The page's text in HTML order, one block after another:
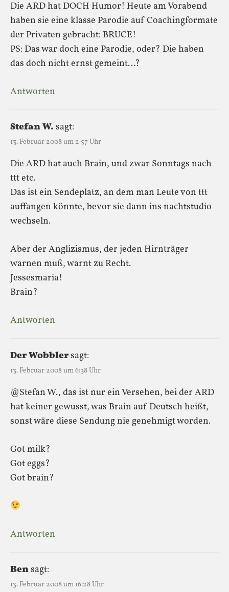
Die ARD hat DOCH Humor! Heute am Vorabend
haben sie eine klasse Parodie auf Coachingformate
der Privaten gebracht: BRUCE!
PS: Das war doch eine Parodie, oder? Die haben
das doch nicht ernst gemeint…?
Antworten
Stefan W. sagt:
13. Februar 2008 um 2:57 Uhr
Die ARD hat auch Brain, und zwar Sonntags nach
ttt etc.
Das ist ein Sendeplatz, an dem man Leute von ttt
auffangen könnte, bevor sie dann ins nachtstudio
wechseln.
Aber der Anglizismus, der jeden Hirnträger
warnen muß, warnt zu Recht.
Jessesmaria!
Brain?
Antworten
Der Wobblersagt:
13. Februar 2008 um 6:38 Uhr
@Stefan W., das ist nur ein Versehen, bei der ARD
hat keiner gewusst, was Brain auf Deutsch heißt,
sonst wäre diese Sendung nie genehmigt worden.
Got milk?
Got eggs?
Got brain?
Antworten
Bensagt:
13. Februar 2008 um 16:28 Uhr